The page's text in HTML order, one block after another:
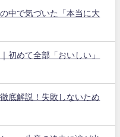
中で気づいた「本当に大
初めて全部「おいしい」
底解説！失敗しないため